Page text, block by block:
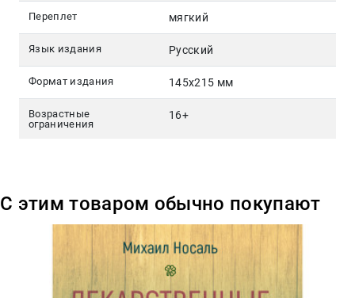
Переплет мягкий
Язык издания Русский
Формат издания 145x215 мм
Возрастные
ограничения
16+
С этим товаром обычно покупают